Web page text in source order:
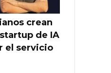
crean
de IA
el servicio